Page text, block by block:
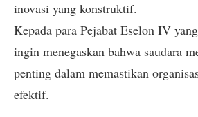
inovasi yang konstruktif.
Kepada para Pejabat Eselon IV
ingin menegaskan bahwa saudara
penting dalam memastikan
efektif.